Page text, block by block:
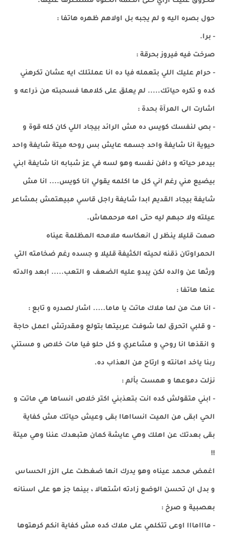
حول بصره اليه و لم يجبه بل اولاهم ظهره هاتفا :
- برا.
صرخت فيه فيروز بحرقة :
- حرام عليك اللي بتعمله فيا ده انا عملتلك ايه عشان تكرهني
كده و تكره حياتك..... لم يعلق على كلامها فسحبته من ذراعه و
اشارت الى المرآة بحدة :
- بص لنفسك كويس ده مش الرائد بيجاد اللي كان كله قوة و
حيوية انا شايفة واحد جسمه عايش بس روحه ميتة شايفة واحد
بيدمر حياته و دافن نفسه وهو لسه في عز شبابه انا شايفة ابني
بيضيع مني رغم اني كل ما اكلمه يقولي انا كويس.... انا مش
شايفة بيجاد القديم ابدا شايفة راجل قاسي مبيهتمش بمشاعر
عيلته ولا حبهم ليه حتى امه مرحمهاش.
صمت قليلا ينظر ل انعكاسه ملامحه المظلمة عيناه
الحمراوتان ذقنه لحيته الكثيفة قليلا و جسده رغم ضخامته التي
ورثها عن والده لكن يبدو عليه الضعف و التعب..... ابعد والدته
عنها هاتفا :
- انا مت من لما ملاك ماتت يا ماما..... اشار لصدره و تابع :
- و قلبي اتحرق لما شوفت عربيتها بتولع ومقدرتش اعمل حاجة
و انقذها انا روحي و مشاعري و كل حلو فيا مات خلاص و مستني
ربنا ياخد امانته و ارتاح من العذاب ده.
نزلت دموعها و همست بألم :
- ابني متقولش كده انت بتعذبني اكتر خلاص انساها هي ماتت و
الحي ابقى من الميت انسااهاا بقى وعيش حياتك مش كفاية
بقى بعدتك عن اهلك وهي عايشة كمان هتبعدك عننا وهي ميتة
!!
اغمض محمد عيناه وهو يدرك انها ضغطت على الزر الحساس
و بدل ان تحسن الوضع زادته اشتعالا ، بينما جز هو على اسنانه
بعصبية و صرخ :
- مااامااا اوعى تتكلمي على ملاك كده مش كفاية انكم كرهتوها